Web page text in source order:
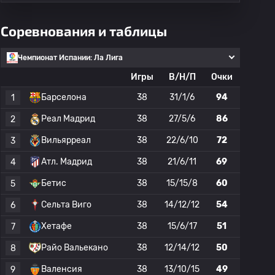
Соревнования и таблицы
Чемпионат Испании: Ла Лига
Игры В/Н/П
Очки
1
Барселона 38 31/1/6 94
2 Реал Мадрид 38 27/5/6 86
3 Вильярреал 38 22/6/10 72
4 Атл. Мадрид 38 21/6/11 69
5 Бетис 38 15/15/8 60
6 Сельта Виго 38 14/12/12 54
7 Хетафе 38 15/6/17 51
8 Райо Вальекано 38 12/14/12 50
9 Валенсия 38 13/10/15 49